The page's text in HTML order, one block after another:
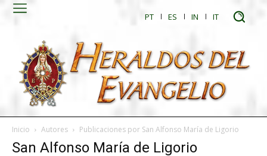
PT ES IN IT
Inicio Autores Publicaciones por San Alfonso María de Ligorio
San Alfonso María de Ligorio